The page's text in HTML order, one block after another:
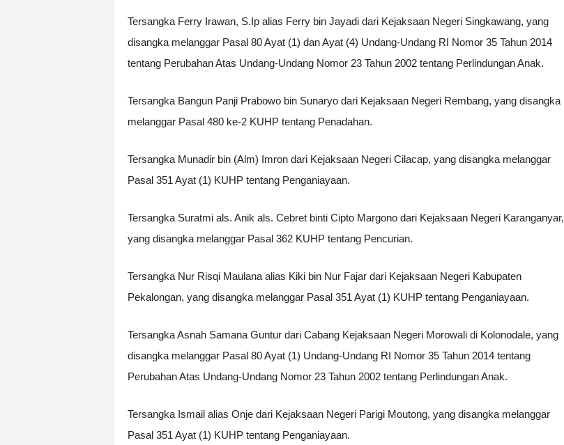
Tersangka Ferry Irawan, S.Ip alias Ferry bin Jayadi dari Kejaksaan Negeri Singkawang, yang
disangka melanggar Pasal 80 Ayat (1) dan Ayat (4) Undang-Undang RI Nomor 35 Tahun 2014
tentang Perubahan Atas Undang-Undang Nomor 23 Tahun 2002 tentang Perlindungan Anak.
Tersangka Bangun Panji Prabowo bin Sunaryo dari Kejaksaan Negeri Rembang, yang disangka
melanggar Pasal 480 ke-2 KUHP tentang Penadahan.
Tersangka Munadir bin (Alm) Imron dari Kejaksaan Negeri Cilacap, yang disangka melanggar
Pasal 351 Ayat (1) KUHP tentang Penganiayaan.
Tersangka Suratmi als. Anik als. Cebret binti Cipto Margono dari Kejaksaan Negeri Karanganyar,
yang disangka melanggar Pasal 362 KUHP tentang Pencurian.
Tersangka Nur Risqi Maulana alias Kiki bin Nur Fajar dari Kejaksaan Negeri Kabupaten
Pekalongan, yang disangka melanggar Pasal 351 Ayat (1) KUHP tentang Penganiayaan.
Tersangka Asnah Samana Guntur dari Cabang Kejaksaan Negeri Morowali di Kolonodale, yang
disangka melanggar Pasal 80 Ayat (1) Undang-Undang RI Nomor 35 Tahun 2014 tentang
Perubahan Atas Undang-Undang Nomor 23 Tahun 2002 tentang Perlindungan Anak.
Tersangka Ismail alias Onje dari Kejaksaan Negeri Parigi Moutong, yang disangka melanggar
Pasal 351 Ayat (1) KUHP tentang Penganiayaan.